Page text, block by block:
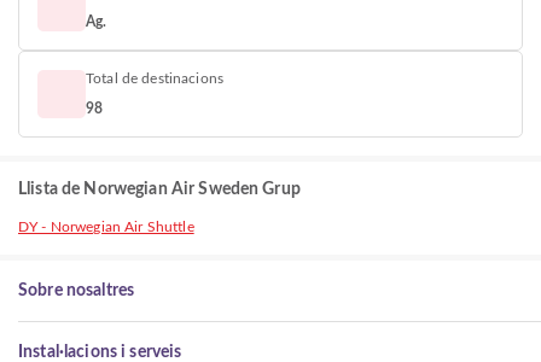
Ag.
Total de destinacions
98
Llista de Norwegian Air Sweden Grup
DY - Norwegian Air Shuttle
Sobre nosaltres
Instal·lacions i serveis